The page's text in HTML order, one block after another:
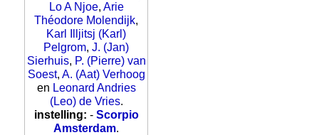
Lo A Njoe, Arie
Théodore Molendijk,
Karl Illjitsj (Karl)
Pelgrom, J. (Jan)
Sierhuis, P. (Pierre) van
Soest, A. (Aat) Verhoog
en Leonard Andries
(Leo) de Vries.
instelling: - Scorpio
Amsterdam.